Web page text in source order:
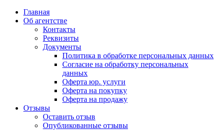
Главная
Об агентстве
Контакты
Реквизиты
Документы
Политика в обработке персональных данных
Согласие на обработку персональных
данных
Оферта юр. услуги
Оферта на покупку
Оферта на продажу
Отзывы
Оставить отзыв
Опубликованные отзывы